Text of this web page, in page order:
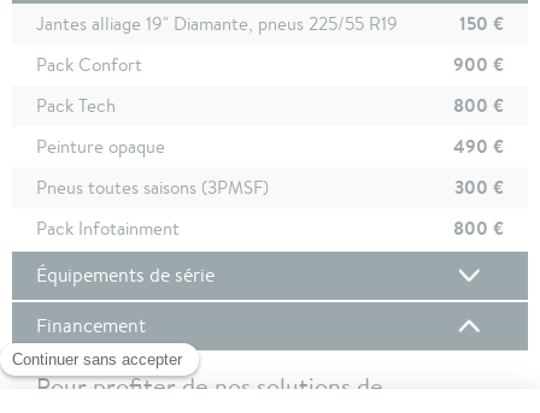
Jantes alliage 19" Diamante, pneus 225/55 R19 150 €
Pack Confort 900 €
Pack Tech 800 €
Peinture opaque 490 €
Pneus toutes saisons (3PMSF) 300 €
Pack Infotainment
800 €
Équipements de série
Financement
Pour profiter de nos solutions de